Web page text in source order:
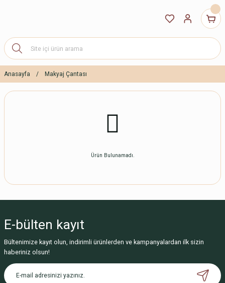
Anasayfa Makyaj Çantası
Ürün Bulunamadı.
E-bülten kayıt
Bültenimize kayıt olun, indirimli ürünlerden ve kampanyalardan ilk sizin
haberiniz olsun!